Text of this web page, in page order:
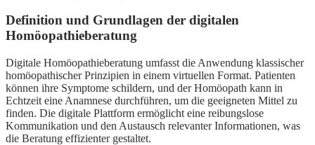
Definition und Grundlagen der digitalen
Homöopathieberatung
Digitale Homöopathieberatung umfasst die Anwendung klassischer
homöopathischer Prinzipien in einem virtuellen Format. Patienten
können ihre Symptome schildern, und der Homöopath kann in
Echtzeit eine Anamnese durchführen, um die geeigneten Mittel zu
finden. Die digitale Plattform ermöglicht eine reibungslose
Kommunikation und den Austausch relevanter Informationen, was
die Beratung effizienter gestaltet.